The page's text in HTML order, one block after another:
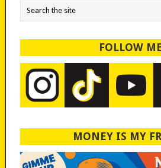
FOLLOW
MONEY IS MY